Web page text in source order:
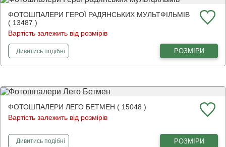
ФОТОШПАЛЕРИ ГЕРОЇ РАДЯНСЬКИХ МУЛЬТФІЛЬМІВ
( 13487 )
Вартість залежить від розмірів
Дивитисьфотошпалери
подібні РОЗМІРИ
ФОТОШПАЛЕРИ ЛЕГО БЕТМЕН ( 15048 )
Вартість залежить від розмірів
Дивитисьфотошпалери
подібні РОЗМІРИ